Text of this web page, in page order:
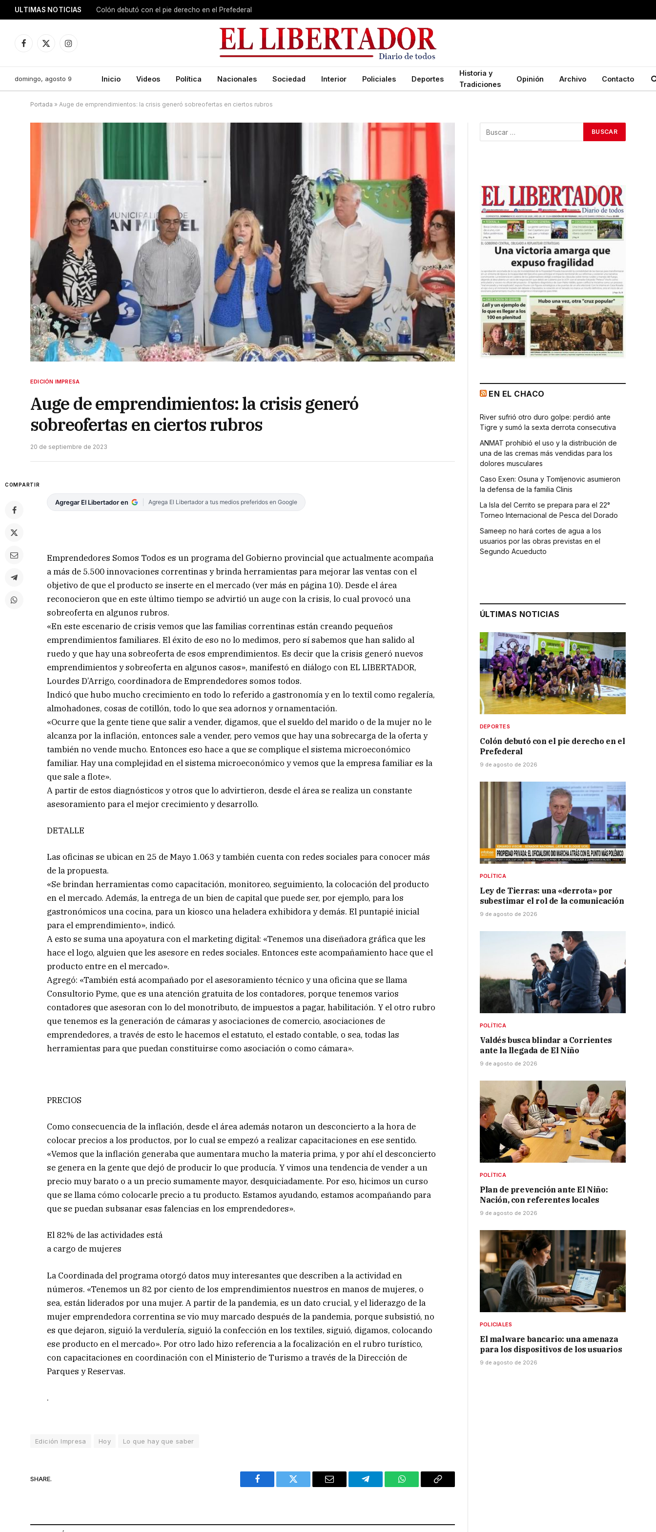
ULTIMAS NOTICIAS Colón debutó con el pie derecho en el Prefederal
Facebook
X
Instagram
domingo, agosto 9 Inicio Videos Política Nacionales Sociedad Interior Policiales Deportes
Historia y
Tradiciones
Opinión Archivo Contacto
Portada » Auge de emprendimientos: la crisis generó sobreofertas en ciertos rubros
EDICIÓN IMPRESA
Auge de emprendimientos: la crisis generó
sobreofertas en ciertos rubros
20 de septiembre de 2023
COMPARTIR
Agregar El Libertador en Agrega El Libertador a tus medios preferidos en Google
Emprendedores Somos Todos es un programa del Gobierno provincial que actualmente acompaña
a más de 5.500 innovaciones correntinas y brinda herramientas para mejorar las ventas con el
objetivo de que el producto se inserte en el mercado (ver más en página 10). Desde el área
reconocieron que en este último tiempo se advirtió un auge con la crisis, lo cual provocó una
sobreoferta en algunos rubros.
«En este escenario de crisis vemos que las familias correntinas están creando pequeños
emprendimientos familiares. El éxito de eso no lo medimos, pero sí sabemos que han salido al
ruedo y que hay una sobreoferta de esos emprendimientos. Es decir que la crisis generó nuevos
emprendimientos y sobreoferta en algunos casos», manifestó en diálogo con EL LIBERTADOR,
Lourdes D’Arrigo, coordinadora de Emprendedores somos todos.
Indicó que hubo mucho crecimiento en todo lo referido a gastronomía y en lo textil como regalería,
almohadones, cosas de cotillón, todo lo que sea adornos y ornamentación.
«Ocurre que la gente tiene que salir a vender, digamos, que el sueldo del marido o de la mujer no le
alcanza por la inflación, entonces sale a vender, pero vemos que hay una sobrecarga de la oferta y
también no vende mucho. Entonces eso hace a que se complique el sistema microeconómico
familiar. Hay una complejidad en el sistema microeconómico y vemos que la empresa familiar es la
que sale a flote».
A partir de estos diagnósticos y otros que lo advirtieron, desde el área se realiza un constante
asesoramiento para el mejor crecimiento y desarrollo.
DETALLE
Las oficinas se ubican en 25 de Mayo 1.063 y también cuenta con redes sociales para conocer más
de la propuesta.
«Se brindan herramientas como capacitación, monitoreo, seguimiento, la colocación del producto
en el mercado. Además, la entrega de un bien de capital que puede ser, por ejemplo, para los
gastronómicos una cocina, para un kiosco una heladera exhibidora y demás. El puntapié inicial
para el emprendimiento», indicó.
A esto se suma una apoyatura con el marketing digital: «Tenemos una diseñadora gráfica que les
hace el logo, alguien que les asesore en redes sociales. Entonces este acompañamiento hace que el
producto entre en el mercado».
Agregó: «También está acompañado por el asesoramiento técnico y una oficina que se llama
Consultorio Pyme, que es una atención gratuita de los contadores, porque tenemos varios
contadores que asesoran con lo del monotributo, de impuestos a pagar, habilitación. Y el otro rubro
que tenemos es la generación de cámaras y asociaciones de comercio, asociaciones de
emprendedores, a través de esto le hacemos el estatuto, el estado contable, o sea, todas las
herramientas para que puedan constituirse como asociación o como cámara».
PRECIOS
Como consecuencia de la inflación, desde el área además notaron un desconcierto a la hora de
colocar precios a los productos, por lo cual se empezó a realizar capacitaciones en ese sentido.
«Vemos que la inflación generaba que aumentara mucho la materia prima, y por ahí el desconcierto
se genera en la gente que dejó de producir lo que producía. Y vimos una tendencia de vender a un
precio muy barato o a un precio sumamente mayor, desquiciadamente. Por eso, hicimos un curso
que se llama cómo colocarle precio a tu producto. Estamos ayudando, estamos acompañando para
que se puedan subsanar esas falencias en los emprendedores».
El 82% de las actividades está
a cargo de mujeres
La Coordinada del programa otorgó datos muy interesantes que describen a la actividad en
números. «Tenemos un 82 por ciento de los emprendimientos nuestros en manos de mujeres, o
sea, están liderados por una mujer. A partir de la pandemia, es un dato crucial, y el liderazgo de la
mujer emprendedora correntina se vio muy marcado después de la pandemia, porque subsistió, no
es que dejaron, siguió la verdulería, siguió la confección en los textiles, siguió, digamos, colocando
ese producto en el mercado». Por otro lado hizo referencia a la focalización en el rubro turístico,
con capacitaciones en coordinación con el Ministerio de Turismo a través de la Dirección de
Parques y Reservas.
.
Edición Impresa Hoy Lo que hay que saber
SHARE.
Facebook Twitter Email Telegram WhatsAppCopy
EN EL CHACO
River sufrió otro duro golpe: perdió ante
Tigre y sumó la sexta derrota consecutiva
ANMAT prohibió el uso y la distribución de
una de las cremas más vendidas para los
dolores musculares
Caso Exen: Osuna y Tomljenovic asumieron
la defensa de la familia Clinis
La Isla del Cerrito se prepara para el 22°
Torneo Internacional de Pesca del Dorado
Sameep no hará cortes de agua a los
usuarios por las obras previstas en el
Segundo Acueducto
ÚLTIMAS NOTICIAS
DEPORTES
Colón debutó con el pie derecho en el
Prefederal
9 de agosto de 2026
POLÍTICA
Ley de Tierras: una «derrota» por
subestimar el rol de la comunicación
9 de agosto de 2026
POLÍTICA
Valdés busca blindar a Corrientes
ante la llegada de El Niño
9 de agosto de 2026
POLÍTICA
Plan de prevención ante El Niño:
Nación, con referentes locales
9 de agosto de 2026
POLICIALES
El malware bancario: una amenaza
para los dispositivos de los usuarios
9 de agosto de 2026